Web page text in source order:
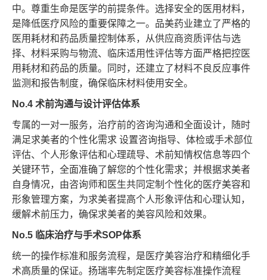
中。尊重生命是医学的前提条件。选择安全的医用材料，
是降低医疗风险的重要保障之一。品美药业建立了严格的
医用耗材和药品质量控制体系，从供应商资质评估与选
择、材料采购与物流、临床适用性评估等方面严格把控医
用耗材和药品的质量。同时，还建立了材料不良反应事件
监测和报告制度，确保临床材料使用安全。
No.4 术前沟通与设计评估体系
专属的一对一服务，治疗前的咨询沟通和全面设计，随时
满足求美者的个性化需求 设置咨询指导、体检或手术部位
评估、个人形象评估和心理疏导、术前知情权信息等四个
关键环节，全面准确了解您的个性化需求；并根据求美者
自身情况，由咨询师和医生共同定制个性化的医疗美容和
形象管理方案，为求美者提高个人形象评估和心理认知，
缓解术前压力，确保求美者的美容风险和效果。
No.5 临床治疗与手术SOP体系
统一的操作标准和服务流程，是医疗美容治疗和精细化手
术高质量的保证。扬瑞率先制定医疗美容标准操作流程